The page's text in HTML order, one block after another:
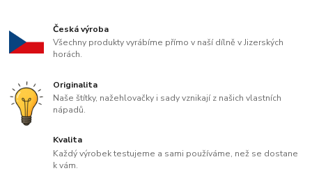
Česká výroba
Všechny produkty vyrábíme přímo v naší dílně v Jizerských
horách.
Originalita
Naše štítky, nažehlovačky i sady vznikají z našich vlastních
nápadů.
Kvalita
Každý výrobek testujeme a sami používáme, než se dostane
k vám.